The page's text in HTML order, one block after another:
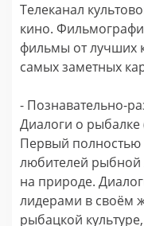
Телеканал
кино.
фильмы от лучших
самых заметных
- Познавательно-
Диалоги о рыбалке
Первый полностью
любителей рыбной
на природе.
лидерами в своём
рыбацкой